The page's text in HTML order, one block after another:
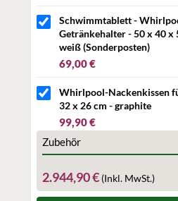
Schwimmtablett -
Getränkehalter - 50 x 40 x
weiß (Sonderposten)
69,00 €
Whirlpool-Nackenkissen
32 x 26 cm - graphite
99,90 €
Zubehör
2.944,90 € (Inkl. MwSt.)